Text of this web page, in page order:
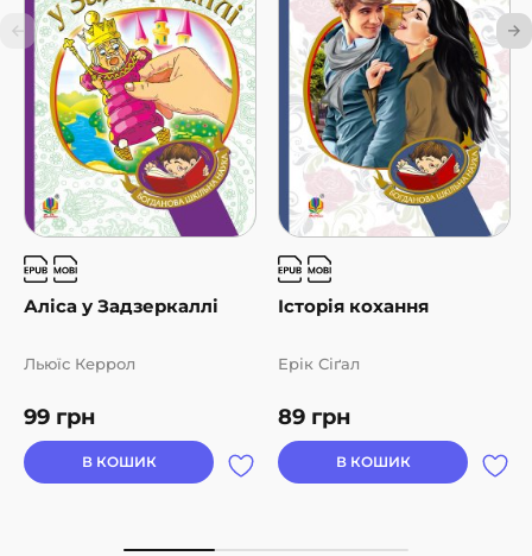
Аліса у Задзеркаллі
99 грн
Льюїс Керрол
В КОШИК
Історія кохання
89 грн
Ерік Сіґал
В КОШИК